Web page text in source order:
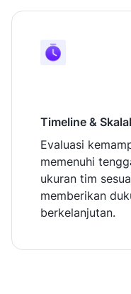
Timeline &
Evaluasi
memenuhi
ukuran tim
memberikan
berkelanjutan.